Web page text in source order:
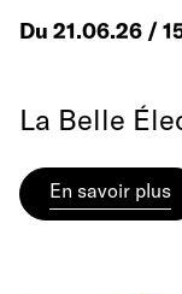
Du 21.06.26 /
La Belle
En savoir plus